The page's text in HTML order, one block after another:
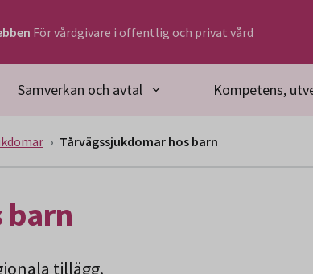
För vårdgivare i offentlig och privat vård
Samverkan och avtal Kompetens,
Tårvägssjukdomar hos barn
barn
tillägg.